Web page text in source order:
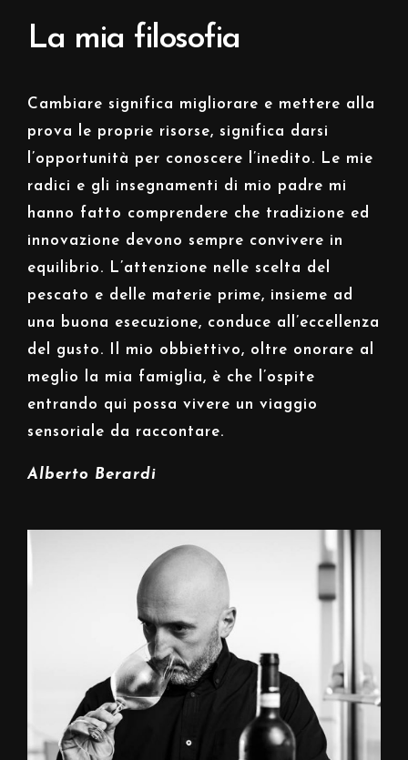
La mia filosofia
Cambiare significa migliorare e mettere alla
prova le proprie risorse, significa darsi
l’opportunità per conoscere l’inedito. Le mie
radici e gli insegnamenti di mio padre mi
hanno fatto comprendere che tradizione ed
innovazione devono sempre convivere in
equilibrio. L’attenzione nelle scelta del
pescato e delle materie prime, insieme ad
una buona esecuzione, conduce all’eccellenza
del gusto. Il mio obbiettivo, oltre onorare al
meglio la mia famiglia, è che l’ospite
entrando qui possa vivere un viaggio
sensoriale da raccontare.
Alberto Berardi